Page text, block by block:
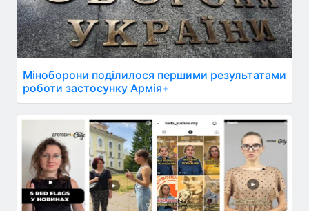
Міноборони поділилося першими результатами
роботи застосунку Армія+